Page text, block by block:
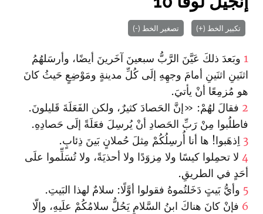
تكبير الخط (+) تصغير الخط (-)
1 وبَعدَ ذلكَ عَيَّنَ الرَّبُّ سبعينَ آخَرينَ أيضًا، وأرسَلهُمُ
اثنَينِ اثنَينِ أمامَ وجهِهِ إلَى كُلِّ مدينةٍ ومَوْضِعٍ حَيثُ كانَ
هو مُزمِعًا أنْ يأتيَ.
2 فقالَ لهُمْ: «إنَّ الحَصادَ كثيرٌ، ولكن الفَعَلَةَ قَليلونَ.
فاطلُبوا مِنْ رَبِّ الحَصادِ أنْ يُرسِلَ فعَلَةً إلَى حَصادِهِ.
3 اِذهَبوا! ها أنا أُرسِلُكُمْ مِثلَ حُملانٍ بَينَ ذِئابٍ.
4 لا تحمِلوا كيسًا ولا مِزوَدًا ولا أحذيَةً، ولا تُسَلِّموا علَى
أحَدٍ في الطريقِ.
5 وأيُّ بَيتٍ دَخَلتُموهُ فقولوا أوَّلًا: سلامٌ لهذا البَيتِ.
6 فإنْ كانَ هناكَ ابنُ السَّلامِ يَحُلُّ سلامُكُمْ علَيهِ، وإلّا